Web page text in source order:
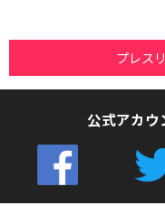
プレス
公式アカウ